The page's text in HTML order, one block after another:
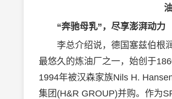
“奔驰母乳”，尽享澎湃动力
李总介绍说，德国塞兹伯根润
最悠久的炼油厂之一，始创于
1994年被汉森家族Nils H.
集团(H&R GROUP)并购。作为